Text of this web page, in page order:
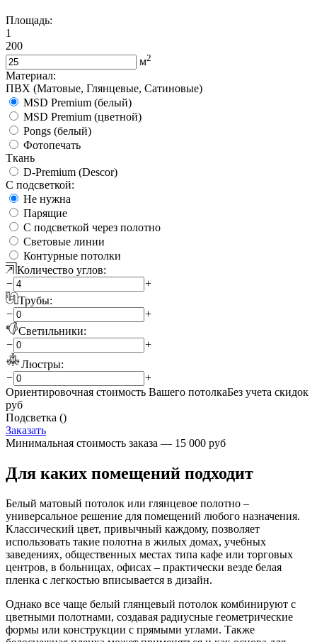
Площадь:
1
200
м2
Материал:
ПВХ (Матовые, Глянцевые, Сатиновые)
MSD Premium (белый)
MSD Premium (цветной)
Pongs (белый)
Фотопечать
Ткань
D-Premium (Descor)
С подсветкой:
Не нужна
Парящие
С подсветкой через полотно
Световые линии
Контурные потолки
Количество углов:
−
+
Трубы:
−
+
Светильники:
−
+
Люстры:
−
+
Ориентировочная стоимость Вашего потолкаБез учета скидок
руб
Подсветка ()
Заказать
Минимальная стоимость заказа — 15 000 руб
Для каких помещений подходит
Белый матовый потолок или глянцевое полотно –
универсальное решение для помещений любого назначения.
Классический цвет, привычный каждому, позволяет
использовать такие полотна в жилых домах, учебных
заведениях, общественных местах типа кафе или торговых
центров, в больницах, офисах – практически везде белая
пленка с легкостью вписывается в дизайн.
Однако все чаще белый глянцевый потолок комбинируют с
цветными полотнами, создавая радиусные геометрические
формы или конструкции с прямыми углами. Также